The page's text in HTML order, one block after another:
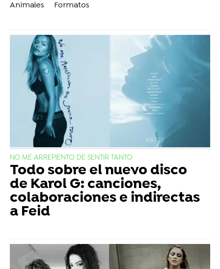
Animales
Formatos
NO ME ARREPIENTO DE SENTIR TANTO
Todo sobre el nuevo disco
de Karol G: canciones,
colaboraciones e indirectas
a Feid